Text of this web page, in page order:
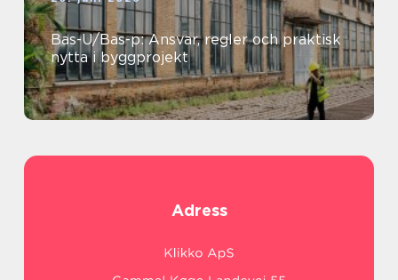
Bas-U/Bas-p: Ansvar, regler och praktisk
nytta i byggprojekt
Adress